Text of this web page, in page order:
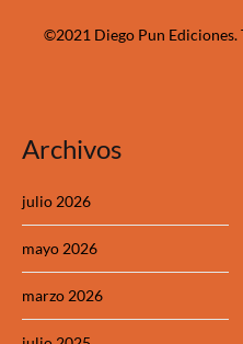
©2021 Diego Pun Ediciones.
Archivos
julio 2026
mayo 2026
marzo 2026